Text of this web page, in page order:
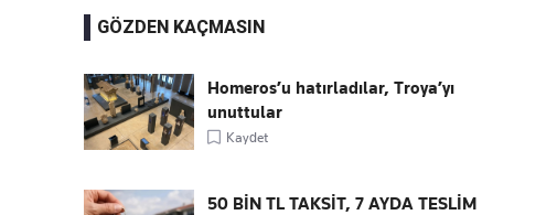
GÖZDEN KAÇMASIN
Homeros’u hatırladılar, Troya’yı
unuttular
Kaydet
50 BİN TL TAKSİT, 7 AYDA TESLİM